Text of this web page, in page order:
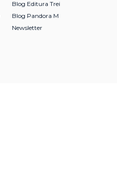
Blog Editura Trei
Blog Pandora M
Newsletter